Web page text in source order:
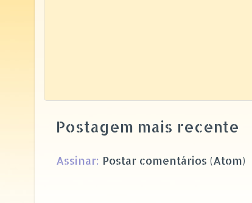
Postagem mais recente
Assinar: Postar comentários (Atom)